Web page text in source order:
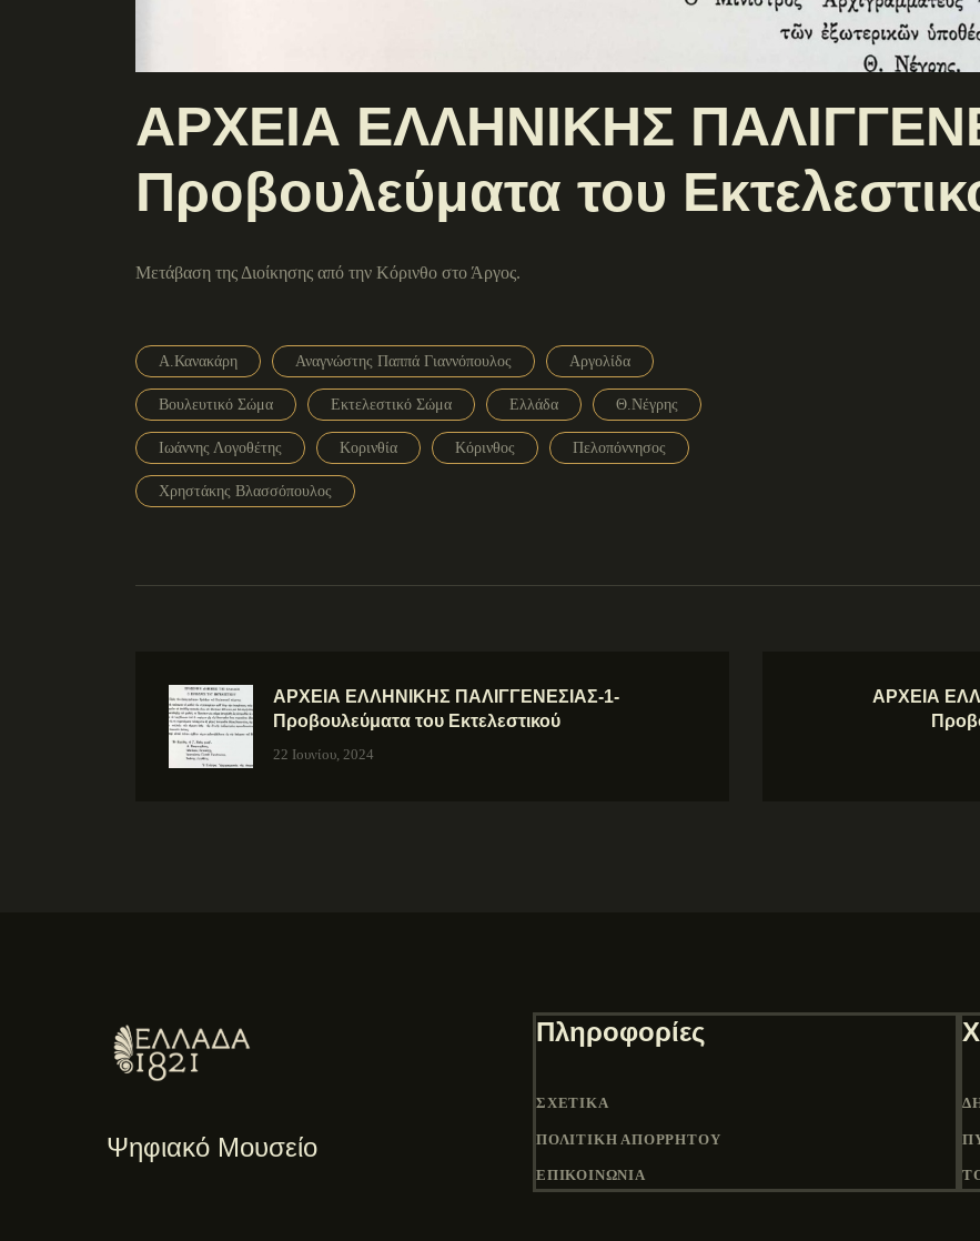
ΑΡΧΕΙΑ ΕΛΛΗΝΙΚΗΣ
Προβουλεύματα του
Μετάβαση της Διοίκησης από την Κόρινθο στο Άργος.
Α.Κανακάρη Αναγνώστης Παππά Γιαννόπουλος Αργολίδα
Βουλευτικό Σώμα Εκτελεστικό Σώμα Ελλάδα Θ.Νέγρης
Ιωάννης Λογοθέτης Κορινθία Κόρινθος Πελοπόννησος
Χρηστάκης Βλασσόπουλος
ΑΡΧΕΙΑ ΕΛΛΗΝΙΚΗΣ ΠΑΛΙΓΓΕΝΕΣΙΑΣ-1-
Προβουλεύματα του Εκτελεστικού
22 Ιουνίου, 2024
ΑΡΧΕΙΑ
Ψηφιακό Μουσείο
Πληροφορίες
ΣΧΕΤΙΚΆ
ΠΟΛΙΤΙΚΉ ΑΠΟΡΡΉΤΟΥ
ΕΠΙΚΟΙΝΩΝΙΑ